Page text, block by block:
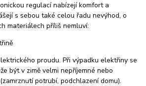
regulací nabízejí komfort a
s sebou také celou řadu nevýhod, o
materiálech příliš nemluví:
proudu. Při výpadku elektřiny se
být v zimě velmi nepříjemné nebo
potrubí, podchlazení domu).